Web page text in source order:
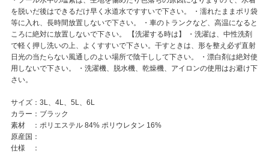
を脱いだ後はできるだけ早く水道水ですすいで下さい。 ・濡れたままポリ袋
等に入れ、長時間放置しないで下さい。 ・車のトランクなど、高温になると
ころに絶対に放置しないで下さい。 【洗濯する時は】 ・洗濯は、中性洗剤
で軽く押し洗いの上、よくすすいで下さい。干すときは、形を整え必ず直射
日光の当たらない風通しのよい場所で陰干しして下さい。 ・漂白剤は絶対使
用しないで下さい。 ・洗濯機、脱水機、乾燥機、アイロンの使用はお避け下
さい。
サイズ：3L、4L、5L、6L
カラー：ブラック
素材 ：ポリエステル 84% ポリウレタン 16%
原産国：
仕様 ：